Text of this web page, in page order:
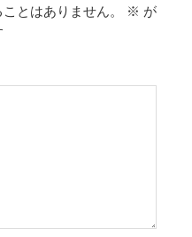
とはありません。 ※ が